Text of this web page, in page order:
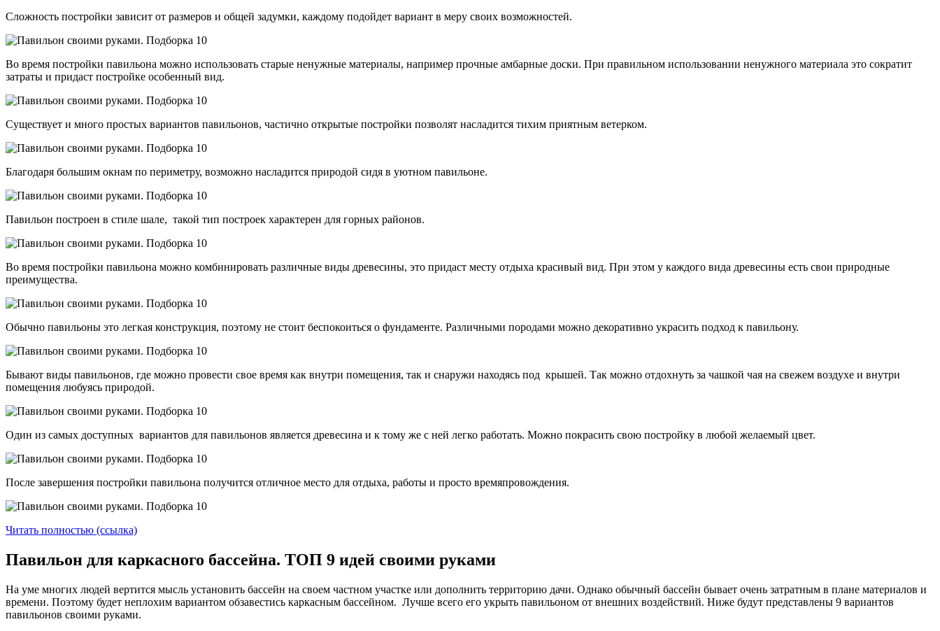
Сложность постройки зависит от размеров и общей задумки, каждому подойдет вариант в меру своих возможностей.
Во время постройки павильона можно использовать старые ненужные материалы, например прочные амбарные доски. При правильном использовании ненужного материала это сократит
затраты и придаст постройке особенный вид.
Существует и много простых вариантов павильонов, частично открытые постройки позволят насладится тихим приятным ветерком.
Благодаря большим окнам по периметру, возможно насладится природой сидя в уютном павильоне.
Павильон построен в стиле шале, такой тип построек характерен для горных районов.
Во время постройки павильона можно комбинировать различные виды древесины, это придаст месту отдыха красивый вид. При этом у каждого вида древесины есть свои природные
преимущества.
Обычно павильоны это легкая конструкция, поэтому не стоит беспокоиться о фундаменте. Различными породами можно декоративно украсить подход к павильону.
Бывают виды павильонов, где можно провести свое время как внутри помещения, так и снаружи находясь под крышей. Так можно отдохнуть за чашкой чая на свежем воздухе и внутри
помещения любуясь природой.
Один из самых доступных вариантов для павильонов является древесина и к тому же с ней легко работать. Можно покрасить свою постройку в любой желаемый цвет.
После завершения постройки павильона получится отличное место для отдыха, работы и просто времяпровождения.
Читать полностью (ссылка)
Павильон для каркасного бассейна. ТОП 9 идей своими руками
На уме многих людей вертится мысль установить бассейн на своем частном участке или дополнить территорию дачи. Однако обычный бассейн бывает очень затратным в плане материалов и
времени. Поэтому будет неплохим вариантом обзавестись каркасным бассейном. Лучше всего его укрыть павильоном от внешних воздействий. Ниже будут представлены 9 вариантов
павильонов своими руками.